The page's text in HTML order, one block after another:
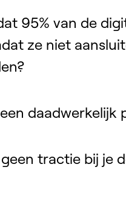
95% van de
ze niet
daadwerkelijk
tractie bij je